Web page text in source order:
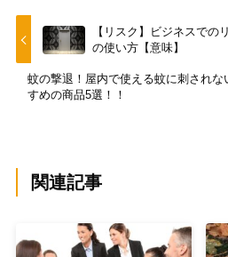
【リスク】ビジネスでの
の使い方【意味】
蚊の撃退！屋内で使える蚊に刺されな
すめの商品5選！！
関連記事